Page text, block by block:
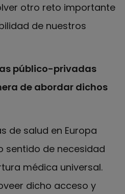
otro reto importante
de nuestros
público-privadas
de abordar dichos
de salud en Europa
sentido de necesidad
médica universal.
dicho acceso y